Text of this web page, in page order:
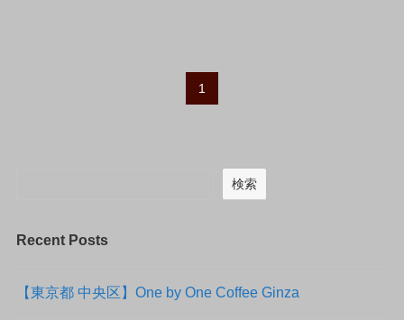
1
検索
Recent Posts
【東京都 中央区】One by One Coffee Ginza